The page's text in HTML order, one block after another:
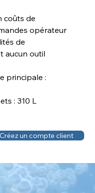
coûts de
opérateur
de
aucun outil
principale :
: 310 L
kg
Créez un compte client